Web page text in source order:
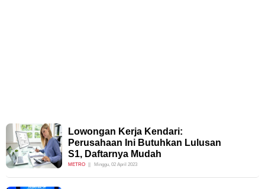
Lowongan Kerja Kendari:
Perusahaan Ini Butuhkan Lulusan
S1, Daftarnya Mudah
METRO Minggu, 02 April 2023